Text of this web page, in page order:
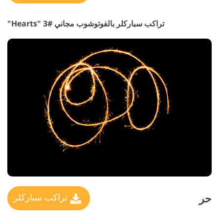
تراكب سباركلر بالفوتوشوب مجاني #3 "Hearts"
حر تراكب سباركلر